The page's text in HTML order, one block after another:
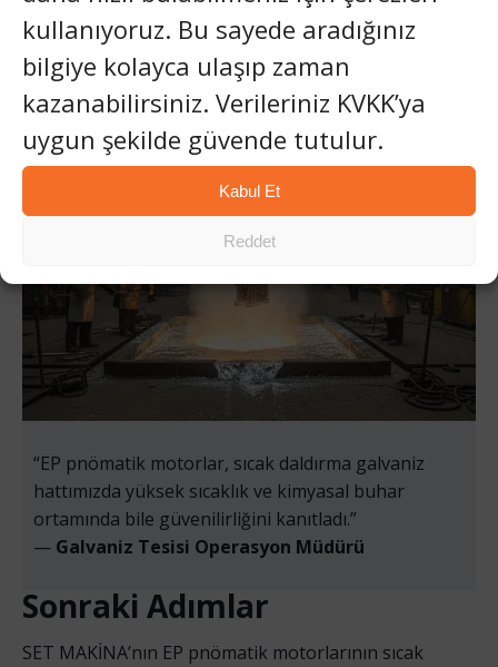
kullanıyoruz. Bu sayede aradığınız
bilgiye kolayca ulaşıp zaman
kazanabilirsiniz. Verileriniz KVKK’ya
uygun şekilde güvende tutulur.
Kabul Et
Reddet
hasarı riski olmadan sağlanabilir.
“EP pnömatik motorlar, sıcak daldırma galvaniz
hattımızda yüksek sıcaklık ve kimyasal buhar
ortamında bile güvenilirliğini kanıtladı.”
— Galvaniz Tesisi Operasyon Müdürü
Sonraki Adımlar
SET MAKİNA’nın EP pnömatik motorlarının sıcak